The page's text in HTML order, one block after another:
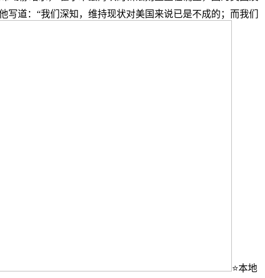
道：“我们深知，维持现状对美国来说已是不成的；而我们
⭐本地